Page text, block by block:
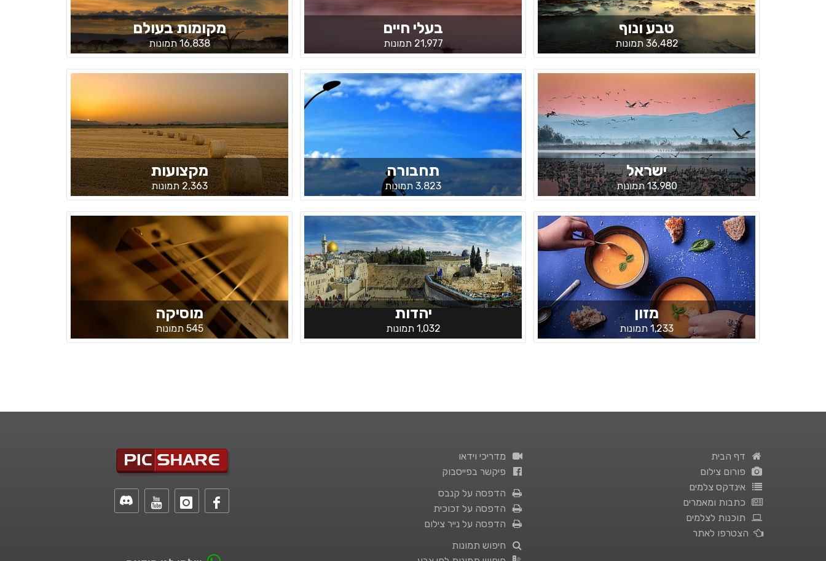
טבע ונוף
36,482 תמונות
בעלי חיים
21,977 תמונות
מקומות בעולם
16,838 תמונות
ישראל
13,980 תמונות
תחבורה
3,823 תמונות
מקצועות
2,363 תמונות
מזון
1,233 תמונות
יהדות
1,032 תמונות
מוסיקה
545 תמונות
מדריכי וידאו
פיקשר בפייסבוק
הדפסה על קנבס
הדפסה על זכוכית
הדפסה על נייר צילום
חיפוש תמונות
דף הבית
פורום צילום
אינדקס צלמים
כתבות ומאמרים
תוכנות לצלמים
הצטרפו לאתר